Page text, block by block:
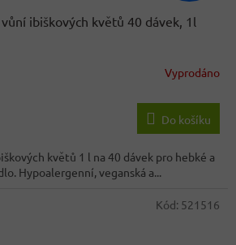
ibiškových květů 40 dávek, 1l
Vyprodáno
Do košíku
květů 1 l na 40 dávek pro hebké a
Hypoalergenní, veganská a...
Kód: 521516